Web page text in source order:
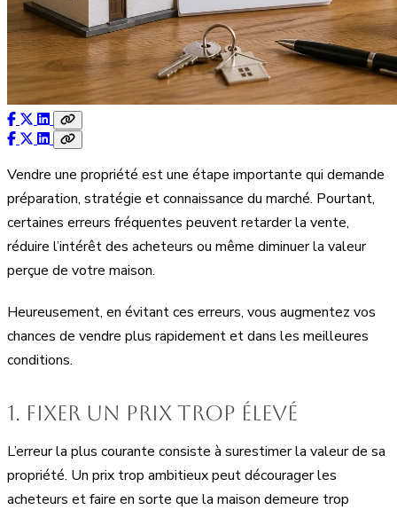
Vendre une propriété est une étape importante qui demande
préparation, stratégie et connaissance du marché. Pourtant,
certaines erreurs fréquentes peuvent retarder la vente,
réduire l’intérêt des acheteurs ou même diminuer la valeur
perçue de votre maison.
Heureusement, en évitant ces erreurs, vous augmentez vos
chances de vendre plus rapidement et dans les meilleures
conditions.
1. Fixer un prix trop élevé
L’erreur la plus courante consiste à surestimer la valeur de sa
propriété. Un prix trop ambitieux peut décourager les
acheteurs et faire en sorte que la maison demeure trop